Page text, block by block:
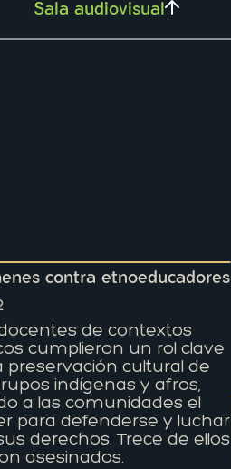
Sala audiovisual
contra etnoeducadores
de contextos
cumplieron un rol clave
preservación cultural de
indígenas y afros,
a las comunidades el
para defenderse y luchar
derechos. Trece de ellos
asesinados.